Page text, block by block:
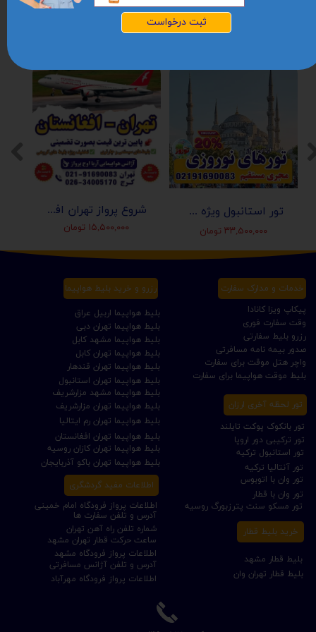
شروع پرواز تهران افغانستان (کابل-مزارشریف-هرات-قندهار)
۱۵,۵۰۰,۰۰۰ تومان
تور استانبول ویژه عید نوروز 1405 | مجری مستقیم ✈️
۳۳,۵۰۰,۰۰۰ تومان
تور ترکیبی دور اروپا
رزرو بلیط سفارتی
پیکاپ ویزا کانادا
بلیط هواپیما تهران کابل
بلیط هواپیما تهران مزارشریف
بلیط هواپیما مشهد کابل
بلیط هواپیما تهران قندهار
بلیط هواپیما تهران افغانستان
بلیط هواپیما مشهد مزارشریف
بلیط قطار تهران وان
بلیط قطار مشهد
بلیط موقت هواپیما برای سفارت
واچر هتل موقت برای سفارت
بلیط هواپیما تهران رم ایتالیا
اطلاعات پرواز فرودگاه امام خمینی
بلیط هواپیما تهران دبی
بلیط هواپیما تهران باکو آذربایجان
بلیط هواپیما تهران استانبول
بلیط هواپیما تهران کازان روسیه
بلیط هواپیما اربیل عراق
صدور بیمه نامه مسافرتی
تور آنتالیا ترکیه
تور استانبول ترکیه
تور مسکو سنت پترزبورگ روسیه
تور وان با قطار
تور بانکوک پوکت تایلند
تور وان با اتوبوس
ساعت حرکت قطار تهران مشهد
خرید بلیط قطار
خدمات و مدارک سفارت رزرو و خرید بلیط هواپیما
تور لحظه آخری ارزان
شماره تلفن راه آهن تهران
وقت سفارت فوری
اطلاعات پرواز فرودگاه مهرآباد
اطلاعات پرواز فرودگاه مشهد
آدرس و تلفن سفارت ها
آدرس و تلفن آژانس مسافرتی
اطلاعات مفید گردشگری
ثبت درخواست